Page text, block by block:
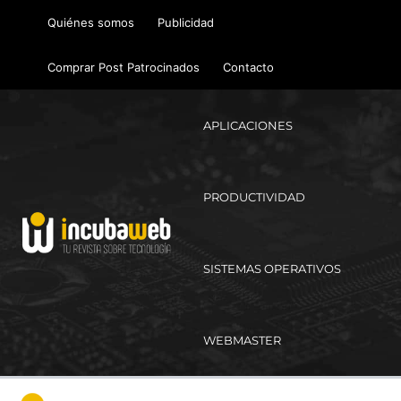
Quiénes somos Publicidad
Comprar Post Patrocinados Contacto
APLICACIONES
PRODUCTIVIDAD
SISTEMAS OPERATIVOS
WEBMASTER